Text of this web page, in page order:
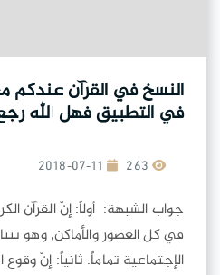
النسخ في القرآن عندكم
في التطبيق فهل الله
2018-07-11
جواب الشبهة: أولاً: إنّ القرآن
في كل العصور والأماكن, وهو
الإجتماعية تماماً. ثانياً: إنّ